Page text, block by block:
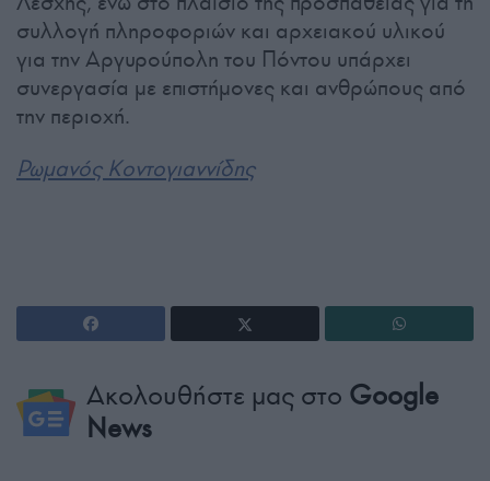
συλλογή πληροφοριών και αρχειακού υλικού
για την Αργυρούπολη του Πόντου υπάρχει
συνεργασία με επιστήμονες και ανθρώπους από
την περιοχή.
Ρωμανός Κοντογιαννίδης
Ακολουθήστε μας στο Google
News